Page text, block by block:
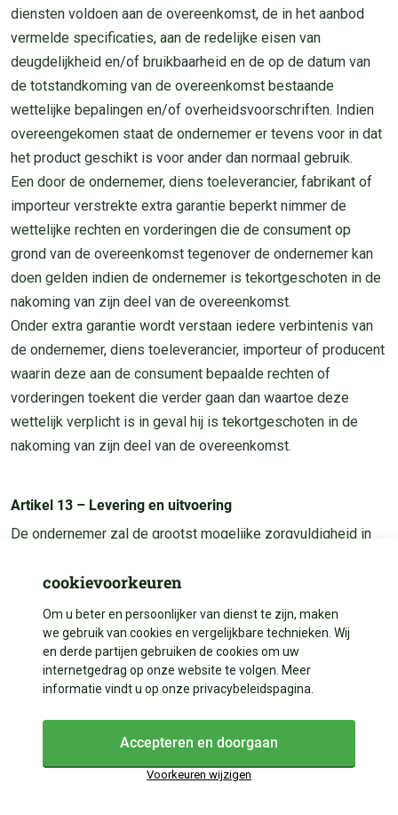
diensten voldoen aan de overeenkomst, de in het aanbod
vermelde specificaties, aan de redelijke eisen van
deugdelijkheid en/of bruikbaarheid en de op de datum van
de totstandkoming van de overeenkomst bestaande
wettelijke bepalingen en/of overheidsvoorschriften. Indien
overeengekomen staat de ondernemer er tevens voor in dat
het product geschikt is voor ander dan normaal gebruik.
Een door de ondernemer, diens toeleverancier, fabrikant of
importeur verstrekte extra garantie beperkt nimmer de
wettelijke rechten en vorderingen die de consument op
grond van de overeenkomst tegenover de ondernemer kan
doen gelden indien de ondernemer is tekortgeschoten in de
nakoming van zijn deel van de overeenkomst.
Onder extra garantie wordt verstaan iedere verbintenis van
de ondernemer, diens toeleverancier, importeur of producent
waarin deze aan de consument bepaalde rechten of
vorderingen toekent die verder gaan dan waartoe deze
wettelijk verplicht is in geval hij is tekortgeschoten in de
nakoming van zijn deel van de overeenkomst.
Artikel 13 – Levering en uitvoering
De ondernemer zal de grootst mogelijke zorgvuldigheid in
van bestellingen van producten en bij de beoordeling van
aanvragen tot verlening van diensten.
Als plaats van levering geldt het adres dat de consument
aan de ondernemer kenbaar heeft gemaakt.
Met inachtneming van hetgeen hierover in artikel 4 van deze
algemene voorwaarden is vermeld, zal de ondernemer
geaccepteerde bestellingen met bekwame spoed doch
uiterlijk binnen 30 dagen uitvoeren, tenzij een andere
leveringstermijn is overeengekomen. Indien de bezorging
cookievoorkeuren
Om u beter en persoonlijker van dienst te zijn, maken
we gebruik van cookies en vergelijkbare technieken. Wij
en derde partijen gebruiken de cookies om uw
internetgedrag op onze website te volgen. Meer
informatie vindt u op onze privacybeleidspagina.
Voorkeuren wijzigen
Accepteren en doorgaan